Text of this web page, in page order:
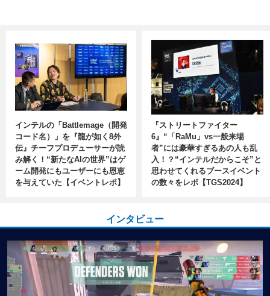
インテルの「Battlemage（開発
コード名）」を『龍が如く8外
伝』チーフプロデューサーが読
み解く！“新たなAIの世界”はゲ
ーム開発にもユーザーにも恩恵
を与えていた【イベントレポ】
『ストリートファイター
6』“「RaMu」vs一般来場
者”には豪華すぎるあの人も乱
入！？“インテルだからこそ”と
思わせてくれるブースイベント
の数々をレポ【TGS2024】
インタビュー